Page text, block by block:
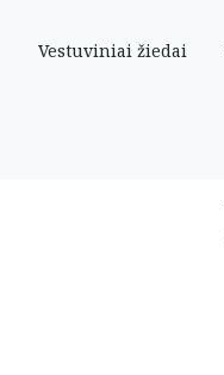
Vestuviniai žiedai